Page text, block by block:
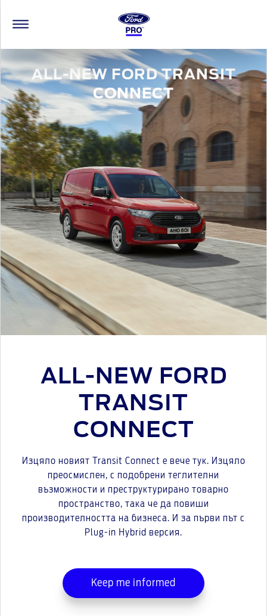
ALL-NEW FORD TRANSIT
CONNECT
ALL-NEW FORD
TRANSIT
CONNECT
Изцяло новият Transit Connect е вече тук. Изцяло
преосмислен, с подобрени теглителни
възможности и преструктурирано товарно
пространство, така че да повиши
производителността на бизнеса. И за първи път с
Plug-in Hybrid версия.
Keep me informed